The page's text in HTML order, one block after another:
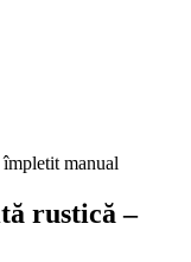
manual
rustică –